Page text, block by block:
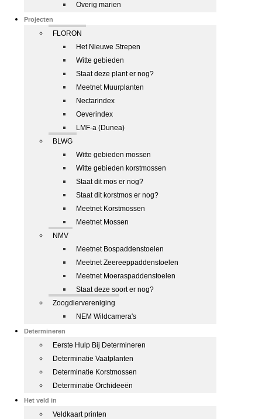
Overig marien
Projecten
FLORON
Het Nieuwe Strepen
Witte gebieden
Staat deze plant er nog?
Meetnet Muurplanten
Nectarindex
Oeverindex
LMF-a (Dunea)
BLWG
Witte gebieden mossen
Witte gebieden korstmossen
Staat dit mos er nog?
Staat dit korstmos er nog?
Meetnet Korstmossen
Meetnet Mossen
NMV
Meetnet Bospaddenstoelen
Meetnet Zeereeppaddenstoelen
Meetnet Moeraspaddenstoelen
Staat deze soort er nog?
Zoogdiervereniging
NEM Wildcamera's
Determineren
Eerste Hulp Bij Determineren
Determinatie Vaatplanten
Determinatie Korstmossen
Determinatie Orchideeën
Het veld in
Veldkaart printen